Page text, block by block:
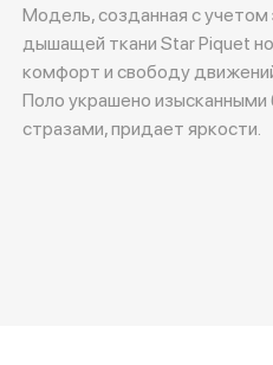
Модель, созданная с учетом
дышащей ткани Star Piquet
комфорт и свободу
Поло украшено изысканными
стразами, придает яркости.